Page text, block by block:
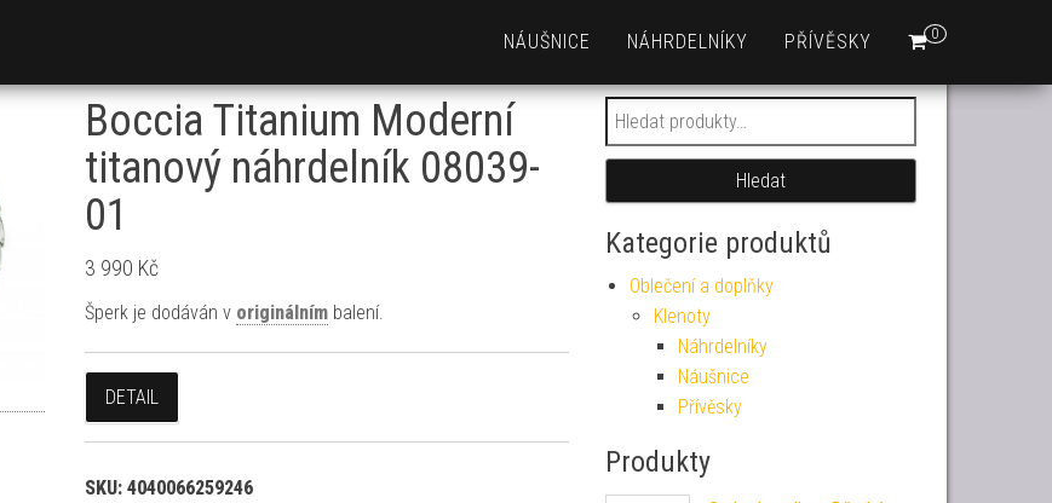
0
NÁUŠNICE NÁHRDELNÍKY PŘÍVĚSKY
Boccia Titanium Moderní
titanový náhrdelník 08039-
01
3 990 Kč
Šperk je dodáván v originálnímbalení.
DETAIL
SKU: 4040066259246
Hledat:
Hledat
Kategorie produktů
Oblečení a doplňky
Klenoty
Náhrdelníky
Náušnice
Přívěsky
Produkty